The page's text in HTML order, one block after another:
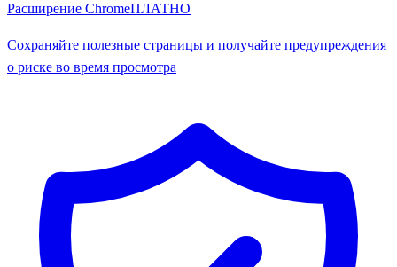
Расширение ChromeПЛАТНО
Сохраняйте полезные страницы и получайте предупреждения
о риске во время просмотра